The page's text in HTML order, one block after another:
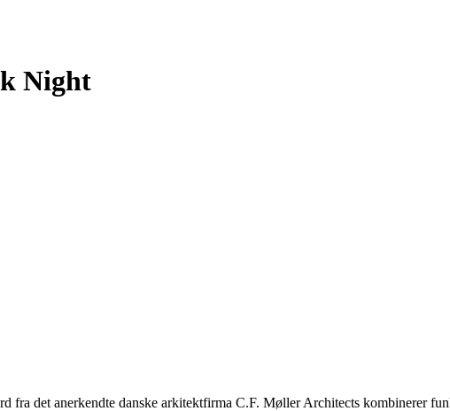
Night
det anerkendte danske arkitektfirma C.F. Møller Architects kombinerer